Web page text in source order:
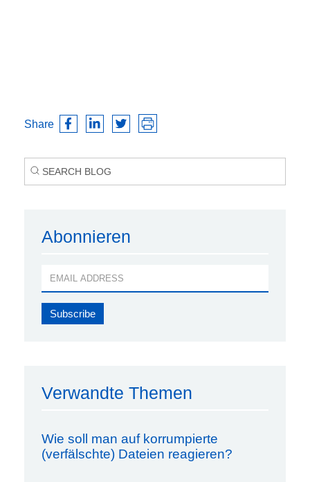
Share
Abonnieren
Verwandte Themen
Wie soll man auf korrumpierte
(verfälschte) Dateien reagieren?